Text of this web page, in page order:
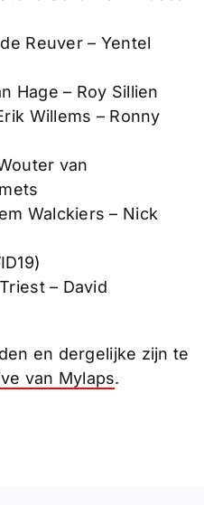
Reuver – Yentel
Hage – Roy Sillien
Willems – Ronny
van
Walckiers – Nick
– David
en dergelijke zijn te
van Mylaps.